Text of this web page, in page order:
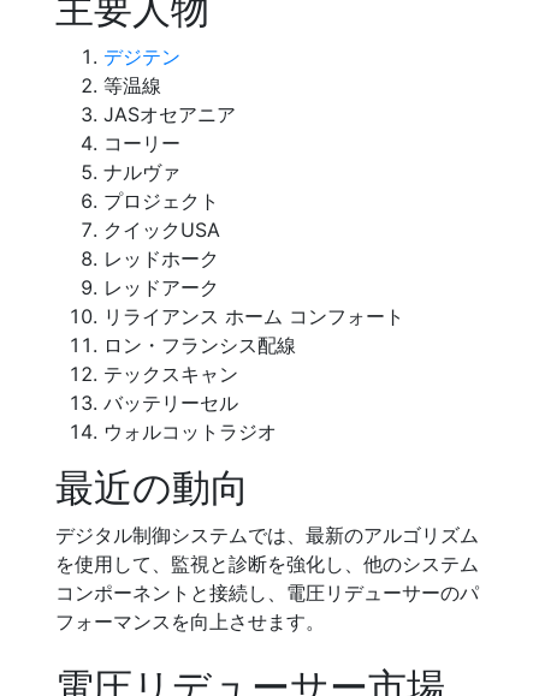
デジテン
等温線
JASオセアニア
コーリー
ナルヴァ
プロジェクト
クイックUSA
レッドホーク
レッドアーク
リライアンス ホーム コンフォート
ロン・フランシス配線
テックスキャン
バッテリーセル
ウォルコットラジオ
最近の動向
デジタル制御システムでは、最新のアルゴリズム
を使用して、監視と診断を強化し、他のシステム
コンポーネントと接続し、電圧リデューサーのパ
フォーマンスを向上させます。
電圧リデューサー市場